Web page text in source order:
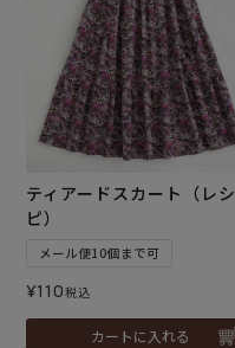
ティアードスカート（レシ
ピ）
メール便10個まで可
¥110税込
カートに入れる